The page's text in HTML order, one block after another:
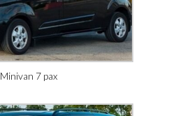
Minivan 7 pax